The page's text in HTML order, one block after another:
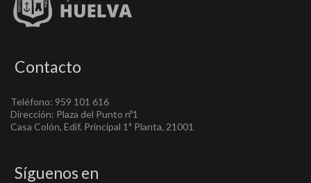
Contacto
Teléfono: 959 101 616
Dirección: Plaza del Punto nº1
Casa Colón, Edif. Principal 1ª Planta, 21001
Síguenos en